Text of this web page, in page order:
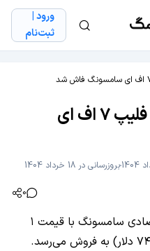
ورود |
ثبت‌نام
قیمت گوشی گلکسی زد فلیپ ۷ اف ای
بروزرسانی در 18 خرداد 1404
0
گزارش شده نخستین تاشدنی اقتصادی سامسونگ با قیمت ۱